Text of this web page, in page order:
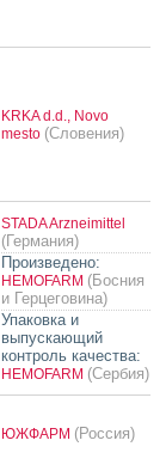
KRKA d.d., Novo
mesto (Словения)
STADA Arzneimittel
(Германия)
Произведено:
HEMOFARM (Босния
и Герцеговина)
Упаковка и
выпускающий
контроль качества:
HEMOFARM (Сербия)
ЮЖФАРМ (Россия)